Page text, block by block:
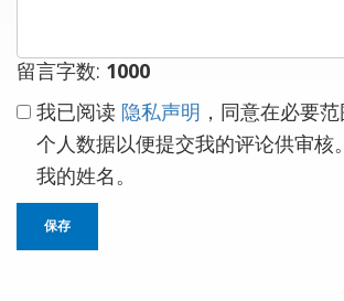
留言字数: 1000
我已阅读 隐私声明 ，同意在必要
个人数据以便提交我的评论供审核
我的姓名。
保存